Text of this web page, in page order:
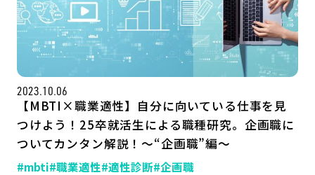
記事一覧
運営会社
2023.10.06
【MBTI×職業適性】自分に向いている仕事を見
つけよう！25卒就活生による職種研究。企画職に
ついてカンタン解説！～“企画職”編～
#mbti#職業適性#適性診断#企画職